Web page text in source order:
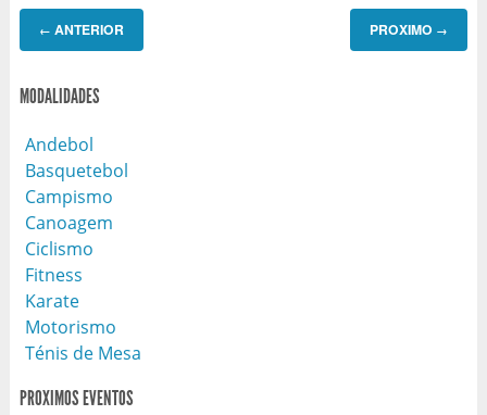
← ANTERIOR PROXIMO →
MODALIDADES
Andebol
Basquetebol
Campismo
Canoagem
Ciclismo
Fitness
Karate
Motorismo
Ténis de Mesa
PROXIMOS EVENTOS